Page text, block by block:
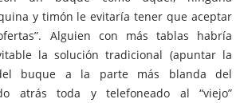
y timón le evitaría tener que aceptar
Alguien con más tablas habría
la solución tradicional (apuntar la
buque a la parte más blanda del
atrás toda y telefoneado al “viejo”